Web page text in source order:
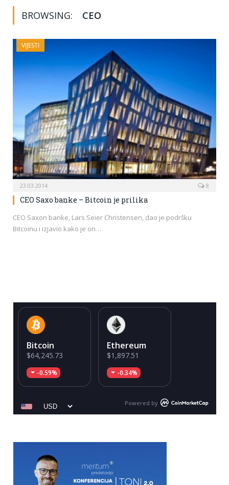
BROWSING: CEO
VIJESTI
23.03.2014 8
CEO Saxo banke – Bitcoin je prilika
CEO Saxon banke, Lars Seier Christensen, dao je podršku
Bitcoinu i izjavio kako je on…
Bitcoin
$64,245.73
-0.59%
Ethereum
$1,897.51
-0.34%
Powered by